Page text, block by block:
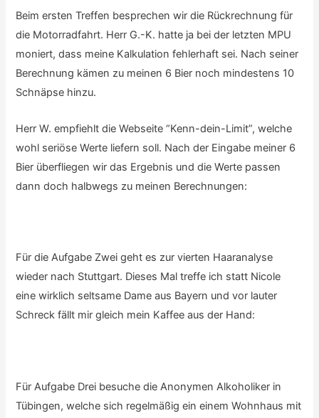
Beim ersten Treffen besprechen wir die Rückrechnung für
die Motorradfahrt. Herr G.-K. hatte ja bei der letzten MPU
moniert, dass meine Kalkulation fehlerhaft sei. Nach seiner
Berechnung kämen zu meinen 6 Bier noch mindestens 10
Schnäpse hinzu.
Herr W. empfiehlt die Webseite “Kenn-dein-Limit”, welche
wohl seriöse Werte liefern soll. Nach der Eingabe meiner 6
Bier überfliegen wir das Ergebnis und die Werte passen
dann doch halbwegs zu meinen Berechnungen:
Für die Aufgabe Zwei geht es zur vierten Haaranalyse
wieder nach Stuttgart. Dieses Mal treffe ich statt Nicole
eine wirklich seltsame Dame aus Bayern und vor lauter
Schreck fällt mir gleich mein Kaffee aus der Hand:
Für Aufgabe Drei besuche die Anonymen Alkoholiker in
Tübingen, welche sich regelmäßig ein einem Wohnhaus mit